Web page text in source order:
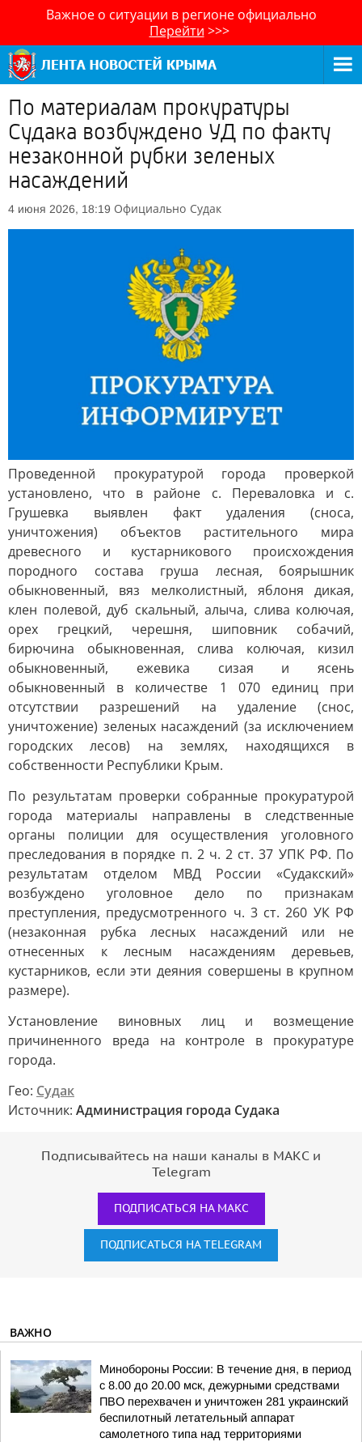
Важное о ситуации в регионе официально
Перейти >>>
По материалам прокуратуры
Судака возбуждено УД по факту
незаконной рубки зеленых
насаждений
4 июня 2026, 18:19 Официально Судак
Проведенной прокуратурой города проверкой
установлено, что в районе с. Переваловка и с.
Грушевка выявлен факт удаления (сноса,
уничтожения) объектов растительного мира
древесного и кустарникового происхождения
породного состава груша лесная, боярышник
обыкновенный, вяз мелколистный, яблоня дикая,
клен полевой, дуб скальный, алыча, слива колючая,
орех грецкий, черешня, шиповник собачий,
бирючина обыкновенная, слива колючая, кизил
обыкновенный, ежевика сизая и ясень
обыкновенный в количестве 1 070 единиц при
отсутствии разрешений на удаление (снос,
уничтожение) зеленых насаждений (за исключением
городских лесов) на землях, находящихся в
собственности Республики Крым.
По результатам проверки собранные прокуратурой
города материалы направлены в следственные
органы полиции для осуществления уголовного
преследования в порядке п. 2 ч. 2 ст. 37 УПК РФ. По
результатам отделом МВД России «Судакский»
возбуждено уголовное дело по признакам
преступления, предусмотренного ч. 3 ст. 260 УК РФ
(незаконная рубка лесных насаждений или не
отнесенных к лесным насаждениям деревьев,
кустарников, если эти деяния совершены в крупном
размере).
Установление виновных лиц и возмещение
причиненного вреда на контроле в прокуратуре
города.
Гео: Судак
Источник: Администрация города Судака
Подписывайтесь на наши каналы в МАКС и
Telegram
ПОДПИСАТЬСЯ НА МАКС
ПОДПИСАТЬСЯ НА TELEGRAM
ВАЖНО
Минобороны России: В течение дня, в период
с 8.00 до 20.00 мск, дежурными средствами
ПВО перехвачен и уничтожен 281 украинский
беспилотный летательный аппарат
самолетного типа над территориями